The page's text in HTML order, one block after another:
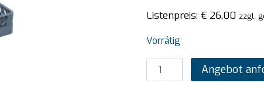
Listenpreis: €26,00 zzgl.
Vorrätig
SARO
16er
Angebot